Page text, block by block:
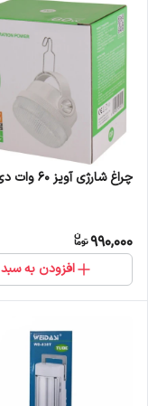
چراغ شارژی آویز 60 وات دی پی
990,000
افزودن به سبد